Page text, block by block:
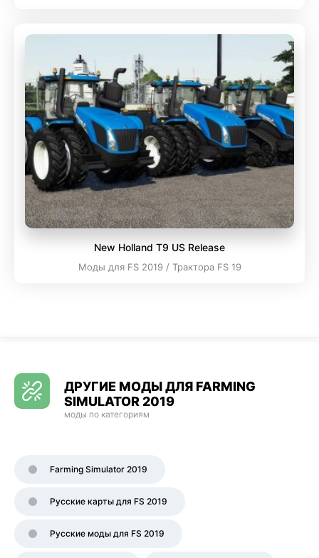
New Holland T9 US Release
Моды для FS 2019 / Трактора FS 19
ДРУГИЕ МОДЫ ДЛЯ FARMING
SIMULATOR 2019
моды по категориям
Farming Simulator 2019
Русские карты для FS 2019
Русские моды для FS 2019